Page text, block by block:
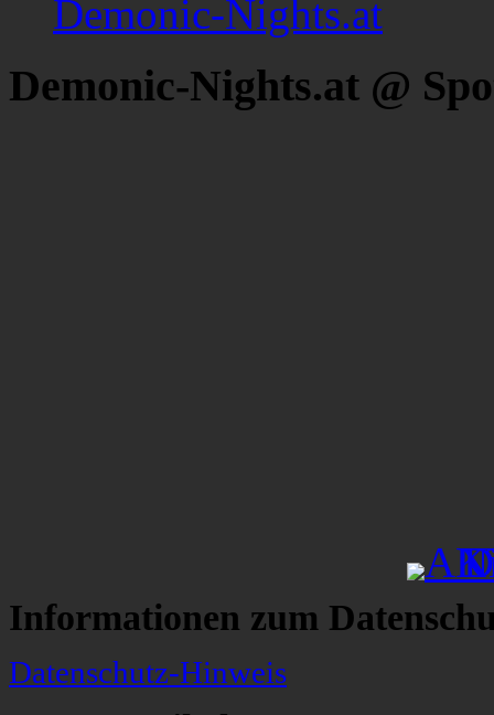
Demonic-Nights.at
Demonic-Nights.at @
Informationen zum
Datenschutz-Hinweis